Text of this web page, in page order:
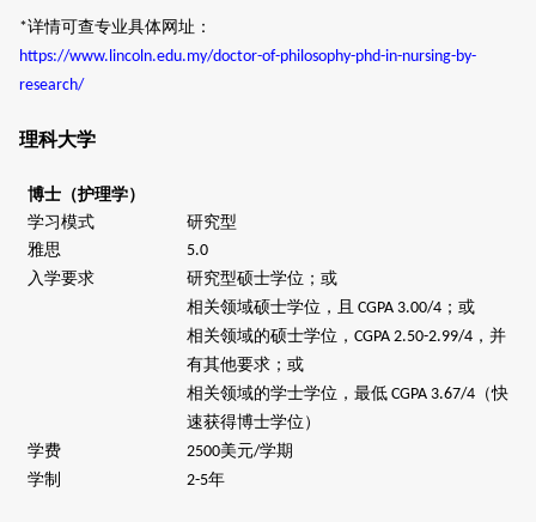
*详情可查专业具体网址：
https://www.lincoln.edu.my/doctor-of-philosophy-phd-in-nursing-by-
research/
理科大学
博士（护理学）
学习模式
研究型
雅思
5.0
入学要求
研究型硕士学位；或
相关领域硕士学位，且 CGPA 3.00/4 ；或
相关领域的硕士学位， CGPA 2.50-2.99/4 ，并
有其他要求；或
相关领域的学士学位，最低 CGPA 3.67/4 （快
速获得博士学位）
学费
2500美元/学期
学制
2-5年